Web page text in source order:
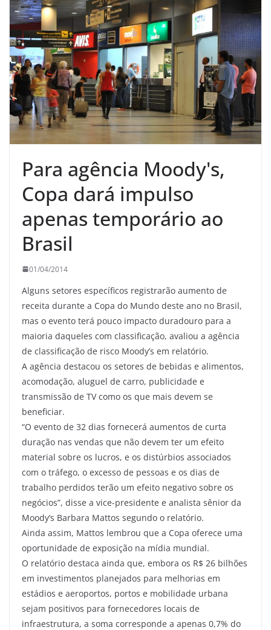
Para agência Moody's,
Copa dará impulso
apenas temporário ao
Brasil
01/04/2014
Alguns setores específicos registrarão aumento de
receita durante a Copa do Mundo deste ano no Brasil,
mas o evento terá pouco impacto duradouro para a
maioria daqueles com classificação, avaliou a agência
de classificação de risco Moody’s em relatório.
A agência destacou os setores de bebidas e alimentos,
acomodação, aluguel de carro, publicidade e
transmissão de TV como os que mais devem se
beneficiar.
“O evento de 32 dias fornecerá aumentos de curta
duração nas vendas que não devem ter um efeito
material sobre os lucros, e os distúrbios associados
com o tráfego, o excesso de pessoas e os dias de
trabalho perdidos terão um efeito negativo sobre os
negócios”, disse a vice-presidente e analista sênior da
Moody’s Barbara Mattos segundo o relatório.
Ainda assim, Mattos lembrou que a Copa oferece uma
oportunidade de exposição na mídia mundial.
O relatório destaca ainda que, embora os R$ 26 bilhões
em investimentos planejados para melhorias em
estádios e aeroportos, portos e mobilidade urbana
sejam positivos para fornecedores locais de
infraestrutura, a soma corresponde a apenas 0,7% do